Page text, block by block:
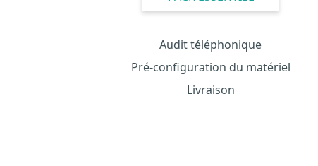
Audit téléphonique
Pré-configuration du matériel
Livraison